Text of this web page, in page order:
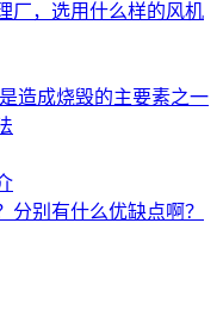
厂，选用什么样的风机
造成烧毁的主要素之一
分别有什么优缺点啊？